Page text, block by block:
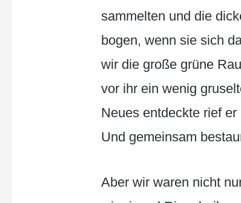
sammelten und die
bogen, wenn sie sich
wir die große grüne
vor ihr ein wenig
Neues entdeckte rief er
Und gemeinsam
Aber wir waren nicht